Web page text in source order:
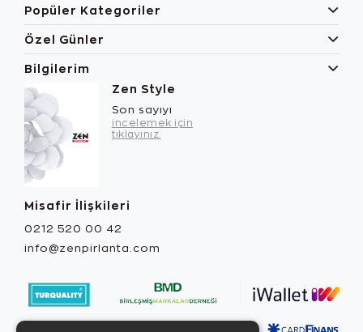
Popüler Kategoriler
Özel Günler
Bilgilerim
Zen Style
Son sayıyı
incelemek için
tıklayınız.
Misafir İlişkileri
0212 520 00 42
info@zenpirlanta.com